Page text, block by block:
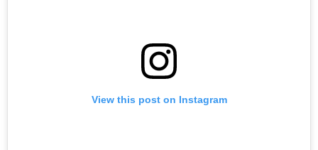
View this post on Instagram